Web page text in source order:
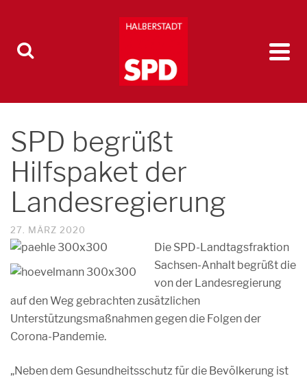
SPD begrüßt
Hilfspaket der
Landesregierung
27. MÄRZ 2020
Die SPD-Landtagsfraktion
Sachsen-Anhalt begrüßt die
von der Landesregierung
auf den Weg gebrachten zusätzlichen
Unterstützungsmaßnahmen gegen die Folgen der
Corona-Pandemie.
„Neben dem Gesundheitsschutz für die Bevölkerung ist